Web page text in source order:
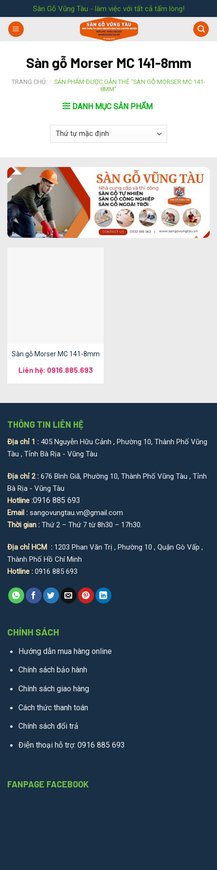
to
content
Sàn Gỗ Vũng Tàu - làm việc với tất cả tấm lòng!
Sàn gỗ Morser MC 141-8mm
TRANG CHỦ / SẢN PHẨM ĐƯỢC GẮN THẺ “SÀN GỖ MORSER MC 141-
8MM”
DANH MỤC SẢN PHẨM
Sàn gỗ Morser MC 141-8mm
Liên hệ: 0916.885.693
THÔNG TIN LIÊN HỆ
Địa chỉ 1 : 405 Nguyễn Hữu Cảnh , Phường 10, Thành Phố Vũng
Tàu , Tỉnh Bà Rịa - Vũng Tàu
Địa chỉ 2 : 676 Bình Giã, Phường 10, Thành Phố Vũng Tàu , Tỉnh
Bà Rịa - Vũng Tàu
Hotline :0916 885 693
Email : sangovungtau.vn@gmail.com
Thời gian : Thứ 2 – Thứ 7 từ 8h30 – 17h30.
Địa chỉ HCM : 1203 Phan Văn Trị , Phường 10 , Quận Gò Vấp ,
Thành Phố Hồ Chí Minh
Hotline : 0916 885 693
CHÍNH SÁCH
Hướng dẫn mua hàng online
Chính sách bảo hành
Chính sách giao hàng
Cách thức thanh toán
Chính sách đổi trả
Điện thoại hỗ trợ: 0916 885 693
FANPAGE FACEBOOK